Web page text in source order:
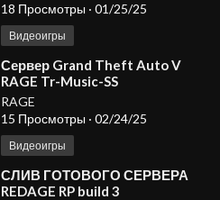
18 Просмотры · 01/25/25
Видеоигры
⁣Сервер Grand Theft Auto V
RAGE Tr-Music-SS
RAGE
15 Просмотры · 02/24/25
Видеоигры
⁣СЛИВ ГОТОВОГО СЕРВЕРА
REDAGE RP build 3